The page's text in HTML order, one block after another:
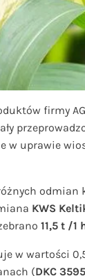
firmy
uprawie
odmian
KWS
11,5 t /1
w wartości
(DKC 3595